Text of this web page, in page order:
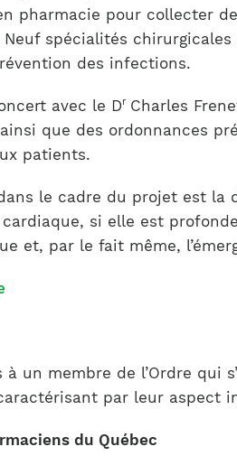
pharmacie pour collecter
spécialités
des infections.
avec le Dr Charles
que des ordonnances
patients.
le cadre du projet est la
si elle est
et, par le fait même,
un membre de l’Ordre qui
par leur
du Québec